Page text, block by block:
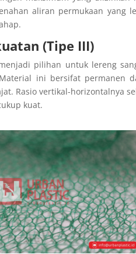
aliran permukaan yang
(Tipe III)
pilihan untuk lereng
ini bersifat permanen
Rasio vertikal-horizontalnya
kuat.